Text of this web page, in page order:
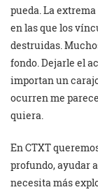
pueda. La
en las que los
destruidas.
fondo. Dejarle el
importan un
ocurren me
quiera.
En CTXT
profundo, ayudar
necesita más